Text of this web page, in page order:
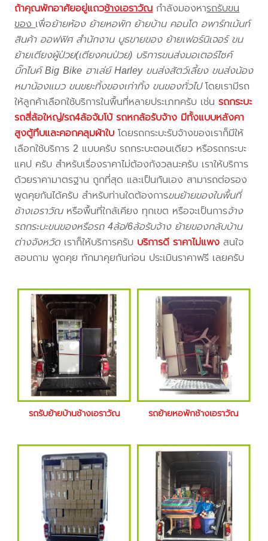
ถ้าคุณพักอาศัยอยู่แถวช้างเอราวัณกำลังมองหารถรับขน
ของเพื่อย้ายห้อง ย้ายหอพัก ย้ายบ้าน คอนโด อพาร์ทเม้นท์
สินค้า ออฟฟิศ สำนักงาน บูธขายของ ย้ายเฟอร์นิเจอร์ ขน
ย้ายเตียงผู้ป่วย(เตียงคนป่วย) บริการขนส่งมอเตอร์ไซค์
บิ๊กไบค์ Big Bike ฮาเล่ย์ Harley ขนส่งสัตว์เลี้ยง ขนส่งน้อง
หมาน้องแมว ขนขยะทิ้งของเก่าทิ้ง ขนของทั่วไปโดยเรามีรถ
ให้ลูกค้าเลือกใช้บริการในพื้นที่หลายประเภทครับ เช่นรถกระบะ
รถสี่ล้อใหญ่/รถ4ล้อจัมโบ้ รถหกล้อรับจ้าง มีทั้งแบบหลังคา
สูงตู้ทึบและคอกคลุมผ้าใบ โดยรถกระบะรับจ้างของเราก็มีให้
เลือกใช้บริการ 2 แบบครับ รถกระบะตอนเดียว หรือรถกระบะ
แคป ครับ สำหรับเรื่องราคาไม่ต้องกังวลนะครับ เราให้บริการ
ด้วยราคามาตรฐาน ถูกที่สุด และเป็นกันเอง สามารถต่อรอง
พูดคุยกันได้ครับ สำหรับท่านใดต้องการขนย้ายของในพื้นที่
ช้างเอราวัณหรือพื้นที่ใกล้เคียง ทุกเขต หรือจะเป็นการจ้าง
รถกระบะขนของหรือรถ 4ล้อ/6ล้อรับจ้าง ย้ายของกลับบ้าน
ต่างจังหวัด เราก็ให้บริการครับ บริการดี ราคาไม่แพง สนใจ
สอบถาม พูดคุย ทักมาคุยกันก่อน ประเมินราคาฟรี เลยครับ
รถรับย้ายบ้านช้างเอราวัณ รถย้ายหอพักช้างเอราวัณ